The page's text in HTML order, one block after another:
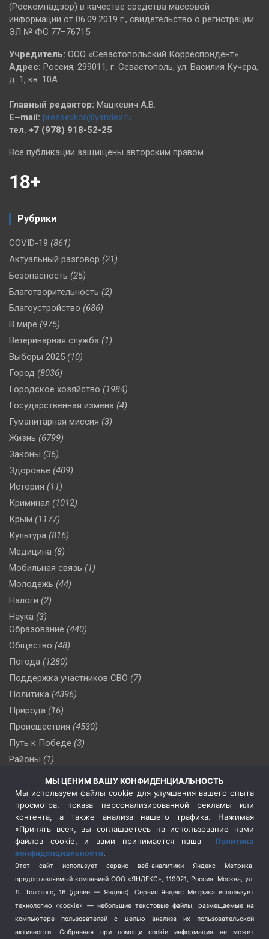
(Роскомнадзор) в качестве средства массовой
информации от 06.09.2019 г., свидетельство о регистрации
ЭЛ № ФС 77–76715
Учредитель: ООО «Севастопольский Корреспондент».
Адрес: Россия, 299011, г. Севастополь, ул. Василия Кучера,
д. 1, кв. 10А
Главный редактор: Мацкевич А.В.
E–mail: pressevkor@yandex.ru
тел. +7 (978) 918-52-25
Все публикации защищены авторским правом.
18+
Рубрики
COVID-19 (861)
Актуальный разговор (21)
Безопасность (25)
Благотворительность (2)
Благоустройство (686)
В мире (975)
Ветеринарная служба (1)
Выборы 2025 (10)
Город (8036)
Городское хозяйство (1984)
Государственная измена (4)
Гуманитарная миссия (3)
Жизнь (6799)
Законы (36)
Здоровье (409)
История (11)
Криминал (1012)
Крым (1177)
Культура (816)
Медицина (8)
Мобильная связь (1)
Молодежь (44)
Налоги (2)
Наука (3)
Образование (440)
Общество (48)
Погода (1280)
Поддержка участников СВО (7)
Политика (4396)
Природа (16)
Происшествия (4530)
Путь к Победе (3)
Районы (1)
(510)
Сельское хозяйство (3)
Социальная политика
(3)
Спецоперация в Украине
Спецоперация на Украине
(404)
Спорт (740)
Терроризм (1)
Транспорт (262)
Туризм (178)
МЫ ЦЕНИМ ВАШУ КОНФИДЕНЦИАЛЬНОСТЬ
Мы используем файлы cookie для улучшения вашего опыта
просмотра, показа персонализированной рекламы или
контента, а также анализа нашего трафика. Нажимая
«Принять все», вы соглашаетесь на использование нами
файлов cookie, и вами принимается наша Политика
конфиденциальности.
Этот сайт использует сервис веб-аналитики Яндекс Метрика,
предоставляемый компанией ООО «ЯНДЕКС», 119021, Россия, Москва, ул.
Л. Толстого, 16 (далее — Яндекс). Сервис Яндекс Метрика использует
технологию «cookie» — небольшие текстовые файлы, размещаемые на
компьютере пользователей с целью анализа их пользовательской
активности.
Собранная при помощи cookie информация не может